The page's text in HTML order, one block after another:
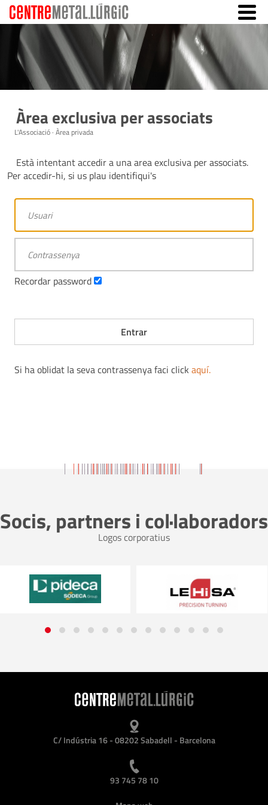
Àrea exclusiva per associats
L'Associació · Àrea privada
Està intentant accedir a una area exclusiva per associats.
Per accedir-hi, si us plau identifiqui's
Recordar password
Si ha oblidat la seva contrassenya faci click aquí.
Socis, partners i col·laboradors
Logos corporatius
C/ Indústria 16 - 08202 Sabadell - Barcelona
93 745 78 10